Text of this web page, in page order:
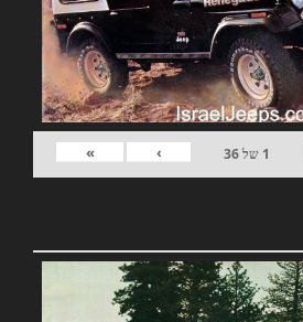
1 של36
›
»